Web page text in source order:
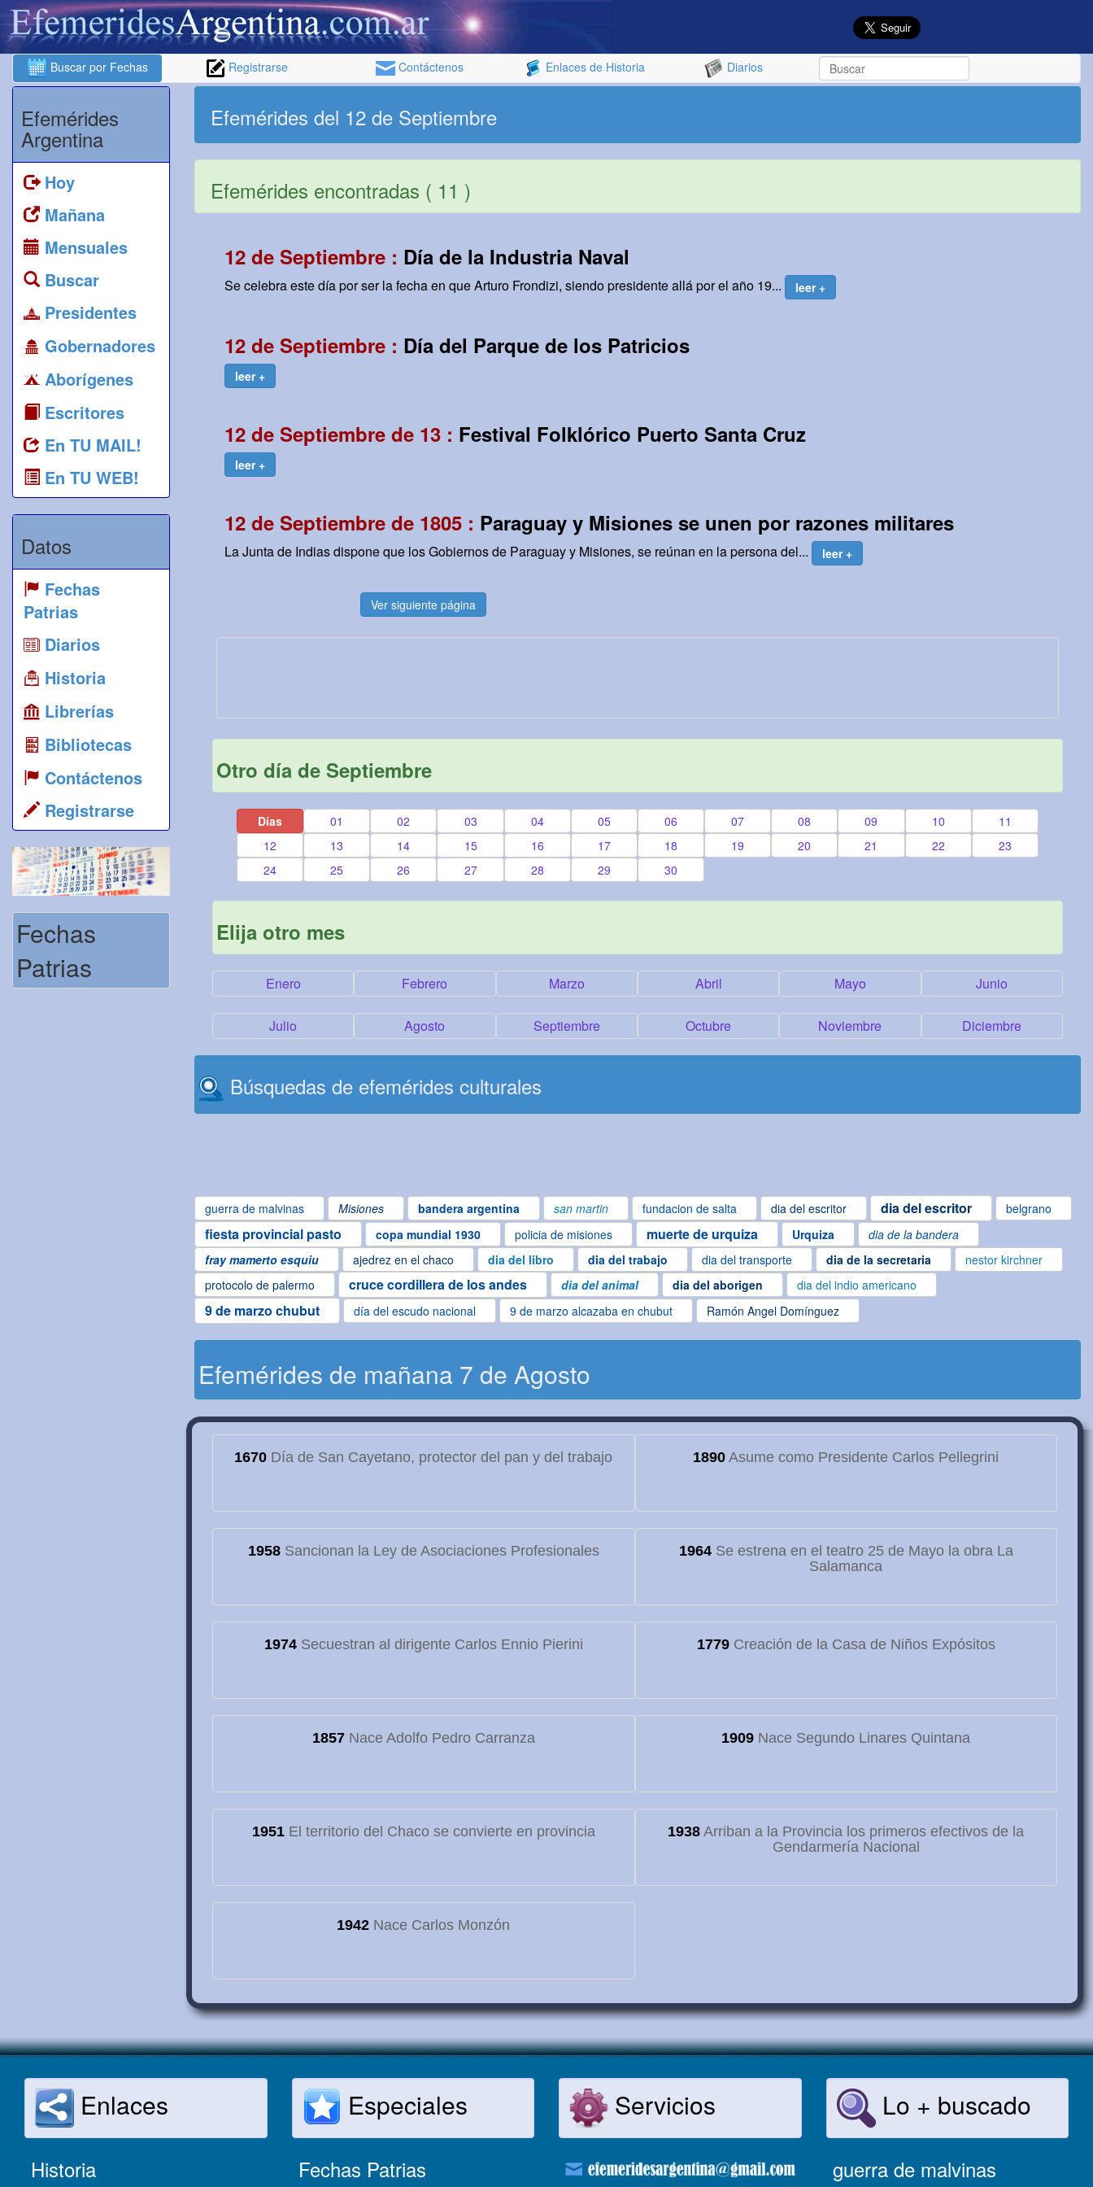
Buscar por Fechas Registrarse Contáctenos Enlaces de Historia Diarios
Efemérides
Argentina
Hoy
Mañana
Mensuales
Buscar
Presidentes
Gobernadores
Aborígenes
Escritores
En TU MAIL!
En TU WEB!
Datos
Fechas
Patrias
Diarios
Historia
Librerías
Bibliotecas
Contáctenos
Registrarse
Fechas
Patrias
Efemérides del 12 de Septiembre
Efemérides encontradas ( 11 )
12 de Septiembre : Día de la Industria Naval
Se celebra este día por ser la fecha en que Arturo Frondizi, siendo presidente allá por el año 19... leer +
12 de Septiembre : Día del Parque de los Patricios
leer +
12 de Septiembre de 13 : Festival Folklórico Puerto Santa Cruz
leer +
12 de Septiembre de 1805 : Paraguay y Misiones se unen por razones militares
La Junta de Indias dispone que los Gobiernos de Paraguay y Misiones, se reúnan en la persona del... leer +
Ver siguiente página
Otro día de Septiembre
Días 01 02 03 04 05 06 07 08 09 10
11
12
13 14 15 16 17 18 19 20 21 22
23
24
25 26 27 28 29 30
Elija otro mes
Enero Febrero Marzo Abril Mayo Junio
Julio Agosto Septiembre Octubre Noviembre Diciembre
Búsquedas de efemérides culturales
guerra de malvinas Misiones bandera argentina san martin fundacion de salta dia del escritor dia del escritor belgrano
fiesta provincial pasto copa mundial 1930 policia de misiones muerte de urquiza Urquiza
dia de la bandera
fray mamerto esquiu
ajedrez en el chaco dia del libro dia del trabajo dia del transporte dia de la secretaria
nestor kirchner
protocolo de palermo
cruce cordillera de los andes dia del animal dia del aborigen dia del indio americano
9 de marzo chubut día del escudo nacional 9 de marzo alcazaba en chubut Ramón Angel Domínguez
Efemérides de mañana 7 de Agosto
1670 Día de San Cayetano, protector del pan y del trabajo 1890 Asume como Presidente Carlos Pellegrini
1958Sancionan la Ley de Asociaciones Profesionales 1964Se estrena en el teatro 25 de Mayo la obra La
Salamanca
1974Secuestran al dirigente Carlos Ennio Pierini 1779Creación de la Casa de Niños Expósitos
1857Nace Adolfo Pedro Carranza 1909 Nace Segundo Linares Quintana
1951El territorio del Chaco se convierte en provincia 1938 Arriban a la Provincia los primeros efectivos de la
Gendarmería Nacional
1942 Nace Carlos Monzón
Enlaces
Historia
Especiales
Fechas Patrias
Servicios Lo + buscado
guerra de malvinas